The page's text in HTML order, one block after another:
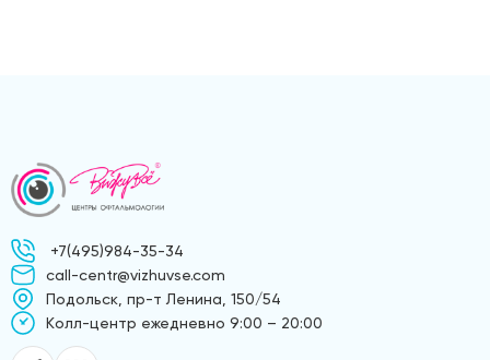
+7(495)984-35-34
call-centr@vizhuvse.com
Подольск, пр-т Ленина, 150/54
Kолл-центр ежедневно 9:00 – 20:00